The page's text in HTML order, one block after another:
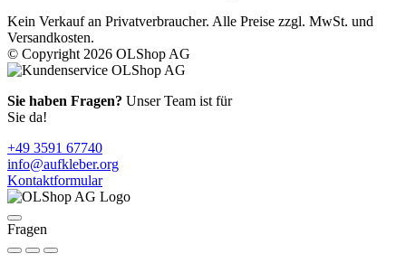
Kein Verkauf an Privatverbraucher. Alle Preise zzgl. MwSt. und
Versandkosten.
© Copyright 2026 OLShop AG
Sie haben Fragen? Unser Team ist für
Sie da!
+49 3591 67740
info@aufkleber.org
Kontaktformular
Fragen